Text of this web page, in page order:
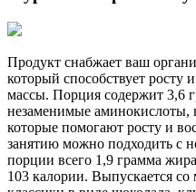
Продукт снабжает ваш
который способствует
массы. Порция содержит 3,6
незаменимые аминокислоты,
которые помогают росту и
занятию можно подходить с
порции всего 1,9 грамма
103 калории. Выпускается